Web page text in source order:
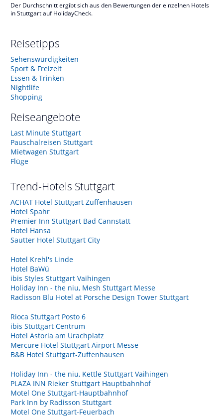
Der Durchschnitt ergibt sich aus den Bewertungen der einzelnen Hotels
in Stuttgart auf HolidayCheck.
Reisetipps
Sehenswürdigkeiten
Sport & Freizeit
Essen & Trinken
Nightlife
Shopping
Reiseangebote
Last Minute Stuttgart
Pauschalreisen Stuttgart
Mietwagen Stuttgart
Flüge
Trend-Hotels Stuttgart
ACHAT Hotel Stuttgart Zuffenhausen
Hotel Spahr
Premier Inn Stuttgart Bad Cannstatt
Hotel Hansa
Sautter Hotel Stuttgart City
Hotel Krehl's Linde
Hotel BaWü
ibis Styles Stuttgart Vaihingen
Holiday Inn - the niu, Mesh Stuttgart Messe
Radisson Blu Hotel at Porsche Design Tower Stuttgart
Rioca Stuttgart Posto 6
ibis Stuttgart Centrum
Hotel Astoria am Urachplatz
Mercure Hotel Stuttgart Airport Messe
B&B Hotel Stuttgart-Zuffenhausen
Holiday Inn - the niu, Kettle Stuttgart Vaihingen
PLAZA INN Rieker Stuttgart Hauptbahnhof
Motel One Stuttgart-Hauptbahnhof
Park Inn by Radisson Stuttgart
Motel One Stuttgart-Feuerbach